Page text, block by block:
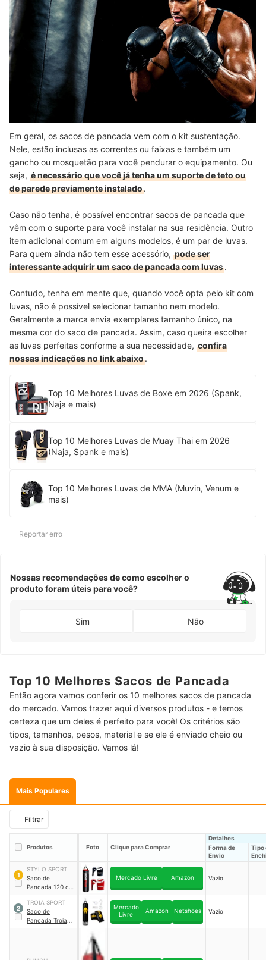
Em geral, os sacos de pancada vem com o kit sustentação.
Nele, estão inclusas as correntes ou faixas e também um
gancho ou mosquetão para você pendurar o equipamento. Ou
seja, é necessário que você já tenha um suporte de teto ou
de parede previamente instalado.
Caso não tenha, é possível encontrar sacos de pancada que
vêm com o suporte para você instalar na sua residência. Outro
item adicional comum em alguns modelos, é um par de luvas.
Para quem ainda não tem esse acessório, pode ser
interessante adquirir um saco de pancada com luvas.
Contudo, tenha em mente que, quando você opta pelo kit com
luvas, não é possível selecionar tamanho nem modelo.
Geralmente a marca envia exemplares tamanho único, na
mesma cor do saco de pancada. Assim, caso queira escolher
as luvas perfeitas conforme a sua necessidade, confira
nossas indicações no link abaixo.
Top 10 Melhores Luvas de Boxe em 2026 (Spank,
Naja e mais)
Top 10 Melhores Luvas de Muay Thai em 2026
(Naja, Spank e mais)
Top 10 Melhores Luvas de MMA (Muvin, Venum e
mais)
Reportar erro
Nossas recomendações de como escolher o
produto foram úteis para você?
Sim Não
Top 10 Melhores Sacos de Pancada
Então agora vamos conferir os 10 melhores sacos de pancada
do mercado. Vamos trazer aqui diversos produtos - e temos
certeza que um deles é perfeito para você! Os critérios são
tipos, tamanhos, pesos, material e se ele é enviado cheio ou
vazio à sua disposição. Vamos lá!
Mais Populares
Filtrar
Produtos Foto Clique para Comprar
Detalhes
Forma de
Envio
Tipo
1
STYLO SPORT
Saco de
Pancada 120 cm
saco Infantil
Stylo
Mercado Livre Amazon Vazio
2
TROIA SPORT
Saco de
Pancada Troia
Mercado
Livre
Amazon Netshoes Vazio